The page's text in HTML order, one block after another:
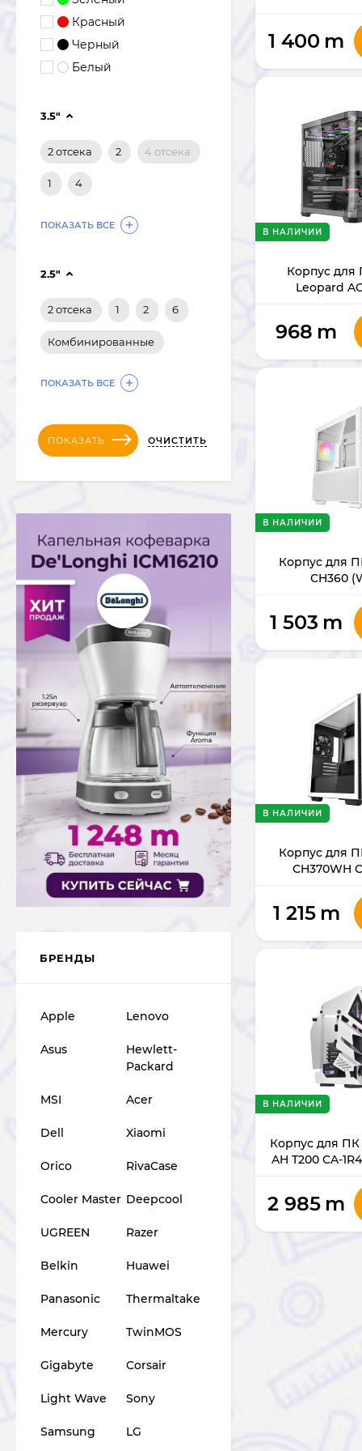
1 400 m
Корпус для
Leopard
В НАЛИЧИИ
968 m
Корпус для
CH360
В НАЛИЧИИ
1 503 m
Корпус для
СH370WH
В НАЛИЧИИ
1 215 m
Корпус для
AH T200 CA-
В НАЛИЧИИ
2 985 m
Красный
Черный
Белый
3.5"
2 отсека 2 4 отсека
1 4
ПОКАЗАТЬ ВСЕ
2.5"
2 отсека 1 2 6
Комбинированные
ПОКАЗАТЬ ВСЕ
ПОКАЗАТЬ ОЧИСТИТЬ
БРЕНДЫ
Apple Lenovo
Asus
Hewlett-
Packard
MSI Acer
Dell Xiaomi
Orico RivaCase
Cooler Master Deepcool
UGREEN Razer
Belkin Huawei
Panasonic Thermaltake
Mercury TwinMOS
Gigabyte Corsair
Light Wave Sony
Samsung LG